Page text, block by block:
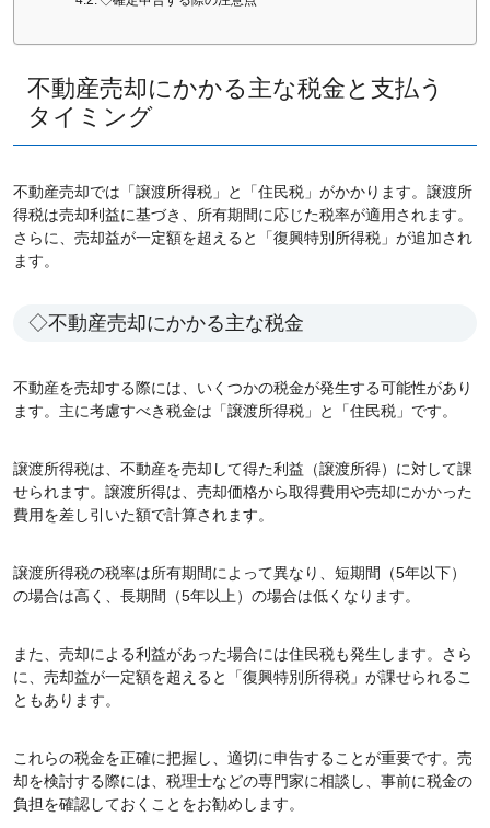
不動産売却にかかる主な税金と支払う
タイミング
不動産売却では「譲渡所得税」と「住民税」がかかります。譲渡所
得税は売却利益に基づき、所有期間に応じた税率が適用されます。
さらに、売却益が一定額を超えると「復興特別所得税」が追加され
ます。
◇不動産売却にかかる主な税金
不動産を売却する際には、いくつかの税金が発生する可能性があり
ます。主に考慮すべき税金は「譲渡所得税」と「住民税」です。
譲渡所得税は、不動産を売却して得た利益（譲渡所得）に対して課
せられます。譲渡所得は、売却価格から取得費用や売却にかかった
費用を差し引いた額で計算されます。
譲渡所得税の税率は所有期間によって異なり、短期間（5年以下）
の場合は高く、長期間（5年以上）の場合は低くなります。
また、売却による利益があった場合には住民税も発生します。さら
に、売却益が一定額を超えると「復興特別所得税」が課せられるこ
ともあります。
これらの税金を正確に把握し、適切に申告することが重要です。売
却を検討する際には、税理士などの専門家に相談し、事前に税金の
負担を確認しておくことをお勧めします。